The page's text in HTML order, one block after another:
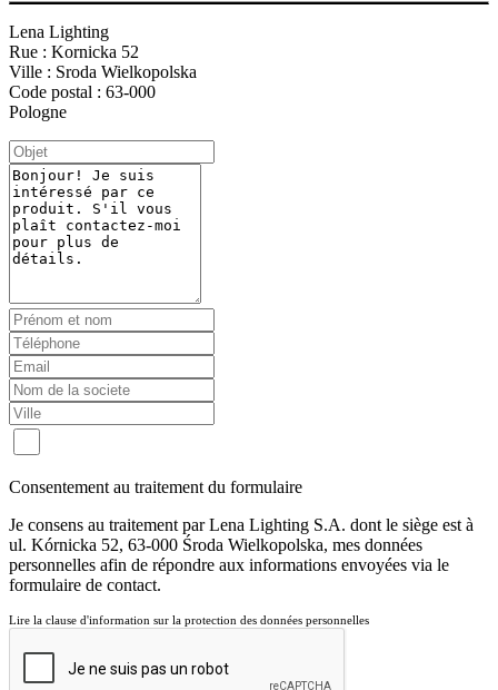
Lena Lighting
Rue : Kornicka 52
Ville : Sroda Wielkopolska
Code postal : 63-000
Pologne
Consentement au traitement du formulaire
Je consens au traitement par Lena Lighting S.A. dont le siège est à
ul. Kórnicka 52, 63-000 Środa Wielkopolska, mes données
personnelles afin de répondre aux informations envoyées via le
formulaire de contact.
Lire la clause d'information sur la protection des données personnelles